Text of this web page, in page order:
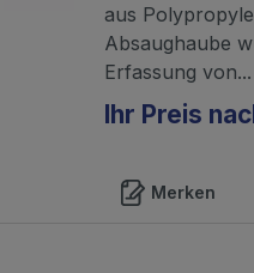
aus
Absaughaube
Erfassung von...
Ihr Preis
Merken